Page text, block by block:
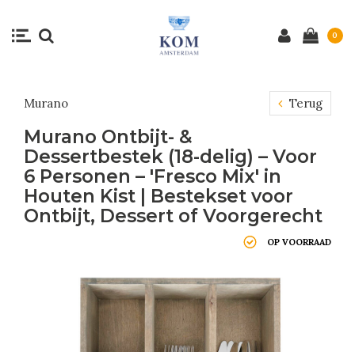
0
Murano Terug
Murano Ontbijt- &
Dessertbestek (18-delig) – Voor
6 Personen – 'Fresco Mix' in
Houten Kist | Bestekset voor
Ontbijt, Dessert of Voorgerecht
OP VOORRAAD